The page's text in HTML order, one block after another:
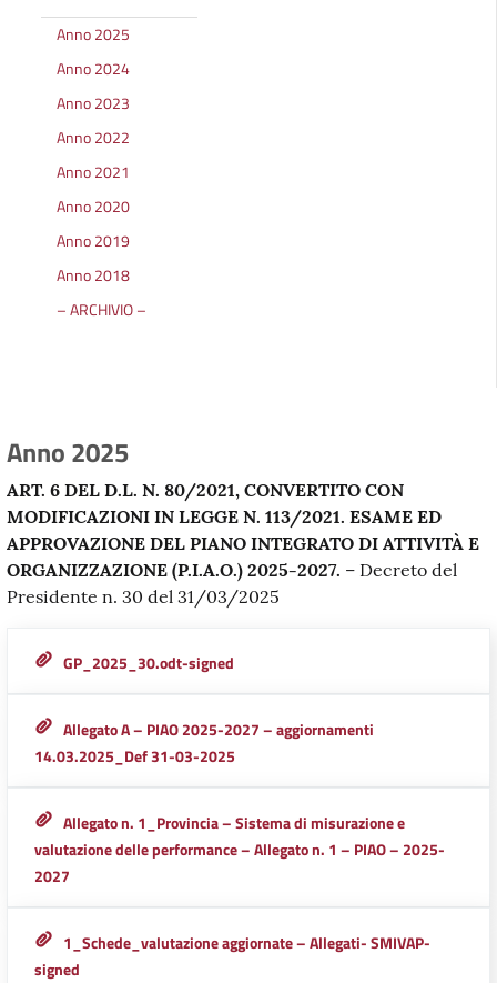
Anno 2025
Anno 2024
Anno 2023
Anno 2022
Anno 2021
Anno 2020
Anno 2019
Anno 2018
– ARCHIVIO –
Anno 2025
ART. 6 DEL D.L. N. 80/2021, CONVERTITO CON
MODIFICAZIONI IN LEGGE N. 113/2021. ESAME ED
APPROVAZIONE DEL PIANO INTEGRATO DI ATTIVITÀ E
ORGANIZZAZIONE (P.I.A.O.) 2025-2027. – Decreto del
Presidente n. 30 del 31/03/2025
GP_2025_30.odt-signed
Allegato A – PIAO 2025-2027 – aggiornamenti
14.03.2025_Def 31-03-2025
Allegato n. 1_Provincia – Sistema di misurazione e
valutazione delle performance – Allegato n. 1 – PIAO – 2025-
2027
1_Schede_valutazione aggiornate – Allegati- SMIVAP-
signed